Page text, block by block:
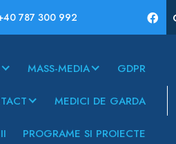
787 300 992
MASS-MEDIA GDPR
MEDICI DE GARDA
PROGRAME SI PROIECTE